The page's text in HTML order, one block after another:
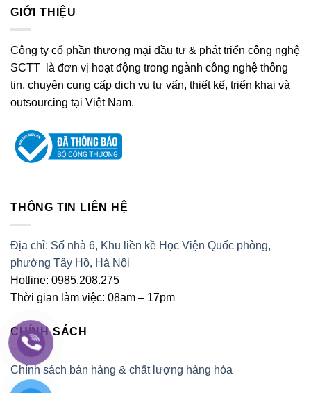
GIỚI THIỆU
Công ty cổ phần thương mại đầu tư & phát triển công nghệ
SCTT là đơn vị hoạt động trong ngành công nghệ thông
tin, chuyên cung cấp dịch vụ tư vấn, thiết kế, triển khai và
outsourcing tại Việt Nam.
THÔNG TIN LIÊN HỆ
Địa chỉ: Số nhà 6, Khu liền kề Học Viện Quốc phòng,
phường Tây Hồ, Hà Nội
Hotline: 0985.208.275
Thời gian làm việc: 08am – 17pm
CHÍNH SÁCH
Chính sách bán hàng & chất lượng hàng hóa